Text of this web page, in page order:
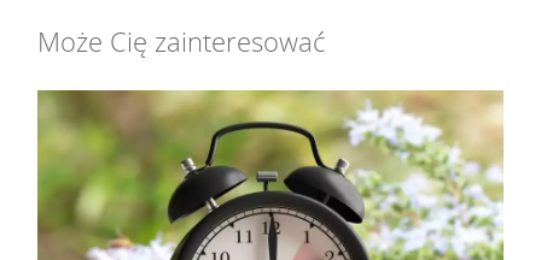
Może Cię zainteresować